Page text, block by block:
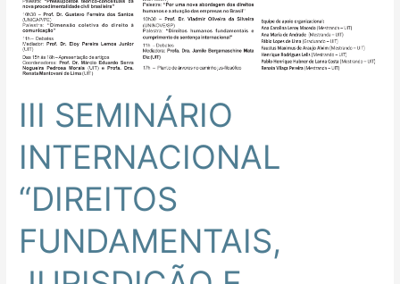
III SEMINÁRIO
INTERNACIONAL
“DIREITOS
FUNDAMENTAIS,